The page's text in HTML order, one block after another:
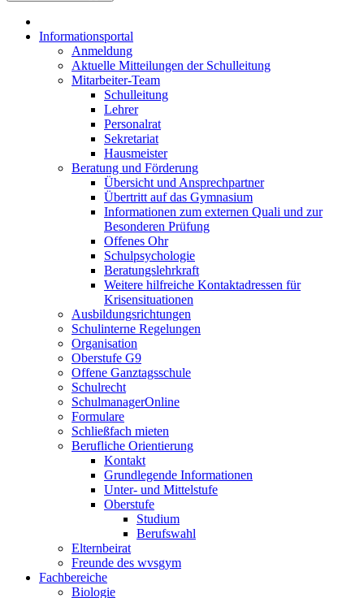
Informationsportal
Anmeldung
Aktuelle Mitteilungen der Schulleitung
Mitarbeiter-Team
Schulleitung
Lehrer
Personalrat
Sekretariat
Hausmeister
Beratung und Förderung
Übersicht und Ansprechpartner
Übertritt auf das Gymnasium
Informationen zum externen Quali und zur
Besonderen Prüfung
Offenes Ohr
Schulpsychologie
Beratungslehrkraft
Weitere hilfreiche Kontaktadressen für
Krisensituationen
Ausbildungsrichtungen
Schulinterne Regelungen
Organisation
Oberstufe G9
Offene Ganztagsschule
Schulrecht
SchulmanagerOnline
Formulare
Schließfach mieten
Berufliche Orientierung
Kontakt
Grundlegende Informationen
Unter- und Mittelstufe
Oberstufe
Studium
Berufswahl
Elternbeirat
Freunde des wvsgym
Fachbereiche
Biologie